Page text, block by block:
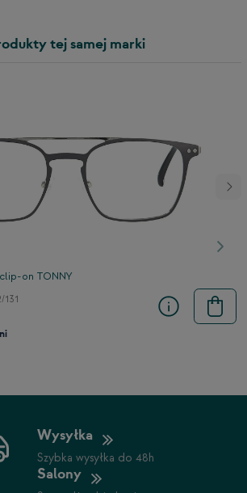
tej samej marki
on TONNY
131
Wysyłka
Szybka wysyłka do 48h
Salony